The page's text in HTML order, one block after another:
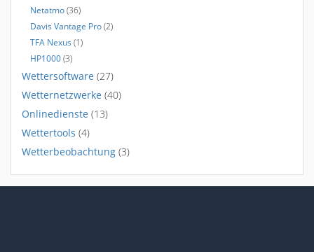
Netatmo(36)
Davis Vantage Pro(2)
TFA Nexus (1)
HP1000(3)
Wettersoftware (27)
Wetternetzwerke (40)
Onlinedienste (13)
Wettertools (4)
Wetterbeobachtung (3)